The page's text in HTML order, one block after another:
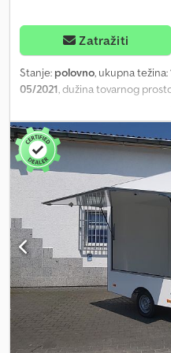
dodatne prodajne poklopce,
PVC podove, amortizere za
Zatražiti
Stanje: polovno, ukupna težina:
05/2021, dužina tovarnog
, visina
ANHÄNGERWIRTZ-u na mreži
nove prikolice jednostavno i u
sajtu trailershop de. Možete ih
dostavu. Online pijačni centar
renomirane brendove! Preko
130 polovnih prikolica stalno u
polovna, u dobrom stanju, iz
dostupna po dogovoru.
dimenzije 250x206x230 cm,
jednosovinsko nisko podno
nadgradnja od sendvič
pomoćnim oprugama,
podupirače, pomoćni točak...
traju zalihe! Tehnički pregled